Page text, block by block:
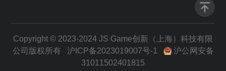
Copyright © 2023-2024 JS Game创新（上海）科技有限
公司版权所有 沪ICP备2023019007号-1
沪公网安备
31011502401815